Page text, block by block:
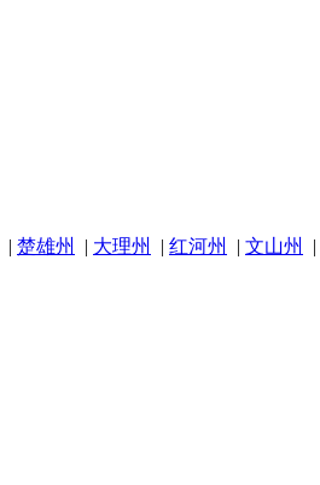
| 楚雄州 | 大理州 | 红河州 | 文山州 |